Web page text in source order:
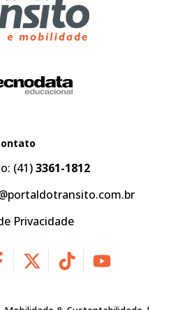
(41)3361-1812
Privacidade